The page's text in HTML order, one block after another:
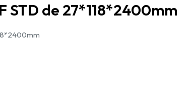
STD de 27*118*2400mm